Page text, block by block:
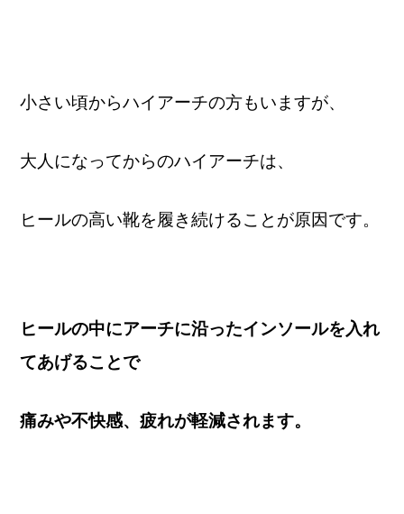
小さい頃からハイアーチの方もいますが、
大人になってからのハイアーチは、
ヒールの高い靴を履き続けることが原因です。
ヒールの中にアーチに沿ったインソールを入れ
てあげることで
痛みや不快感、疲れが軽減されます。